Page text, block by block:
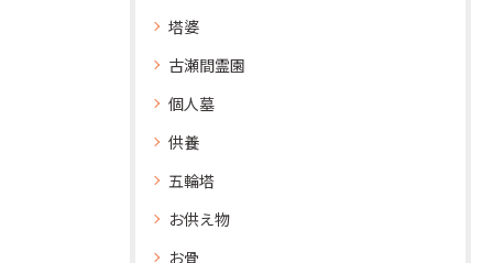
塔婆
古瀬間霊園
個人墓
供養
五輪塔
お供え物
お骨